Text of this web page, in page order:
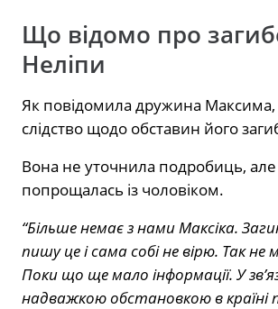
Що відомо про
Неліпи
Як повідомила дружина Максима,
слідство щодо обставин його
Вона не уточнила подробиць,
попрощалась із чоловіком.
“Більше немає з нами Максіка.
пишу це і сама собі не вірю. Так
Поки що ще мало інформації. У
надважкою обстановкою в країні